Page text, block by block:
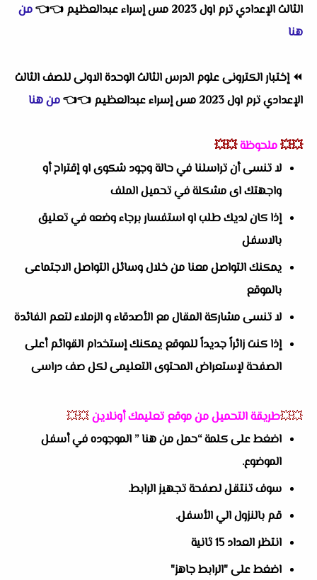
الثالث الإعدادي ترم اول 2023 مس إسراء عبدالعظيم
👈
👈من
هنا
⏪إختبار الكترونى علوم الدرس الثالث الوحدة الاولى للصف الثالث
الإعدادي ترم اول 2023 مس إسراء عبدالعظيم
👈
👈من هنا
💥💥ملحوظة💥💥
لا تنسى أن تراسلنا في حالة وجود شكوى او إقتراح أو
واجهتك اى مشكلة في تحميل الملف
إذا كان لديك طلب او استفسار برجاء وضعه في تعليق
بالاسفل
يمكنك التواصل معنا من خلال وسائل التواصل الاجتماعى
بالموقع
لا تنسى مشاركة المقال مع الأصدقاء و الزملاء لتعم الفائدة
إذا كنت زائراً جديداً للموقع يمكنك إستخدام القوائم أعلى
الصفحة لإستعراض المحتوى التعليمى لكل صف دراسى
💥💥طريقة التحميل من موقع تعليمك أونلاين💥💥
اضغط على كلمة “حمل من هنا ” الموجوده في أسفل
الموضوع.
سوف تنتقل لصفحة تجهيز الرابط.
قم بالنزول الي الأسفل.
انتظر العداد 15 ثانية
اضغط على "الرابط جاهز"